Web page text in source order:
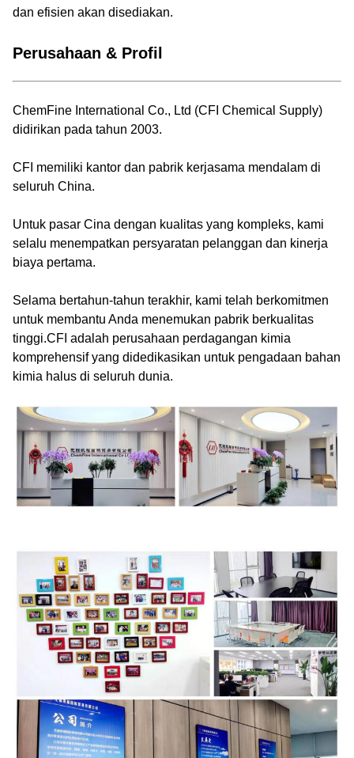
dan efisien akan disediakan.
Perusahaan & Profil
ChemFine International Co., Ltd (CFI Chemical Supply)
didirikan pada tahun 2003.
CFI memiliki kantor dan pabrik kerjasama mendalam di
seluruh China.
Untuk pasar Cina dengan kualitas yang kompleks, kami
selalu menempatkan persyaratan pelanggan dan kinerja
biaya pertama.
Selama bertahun-tahun terakhir, kami telah berkomitmen
untuk membantu Anda menemukan pabrik berkualitas
tinggi.CFI adalah perusahaan perdagangan kimia
komprehensif yang didedikasikan untuk pengadaan bahan
kimia halus di seluruh dunia.